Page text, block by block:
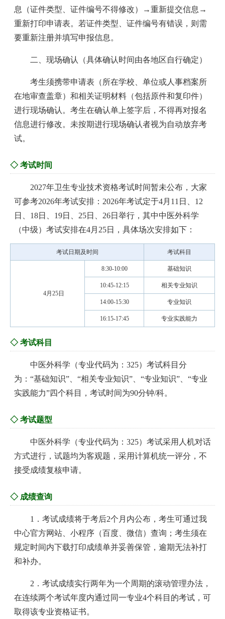
息（证件类型、证件编号不得修改）→重新提交信息→
重新打印申请表。若证件类型、证件编号有错误，则需
要重新注册并填写申报信息。
二、现场确认（具体确认时间由各地区自行确定）
考生须携带申请表（所在学校、单位或人事档案所
在地审查盖章）和相关证明材料（包括原件和复印件）
进行现场确认。考生在确认单上签字后，不得再对报名
信息进行修改。未按期进行现场确认者视为自动放弃考
试。
◇ 考试时间
2027年卫生专业技术资格考试时间暂未公布，大家
可参考2026年考试安排：2026年考试定于4月11日、12
日、18日、19日、25日、26日举行，其中中医外科学
（中级）考试安排在4月25日，具体场次安排如下：
考试日期及时间 考试科目
4月25日
8:30-10:00 基础知识
10:45-12:15 相关专业知识
14:00-15:30 专业知识
16:15-17:45 专业实践能力
◇ 考试科目
中医外科学（专业代码为：325）考试科目分
为：“基础知识”、“相关专业知识”、“专业知识”、“专业
实践能力”四个科目，考试时间为90分钟/科。
◇ 考试题型
中医外科学（专业代码为：325）考试采用人机对话
方式进行，试题均为客观题，采用计算机统一评分，不
接受成绩复核申请。
◇ 成绩查询
1．考试成绩将于考后2个月内公布，考生可通过我
中心官方网站、小程序（百度、微信）查询；考生须在
规定时间内下载打印成绩单并妥善保管，逾期无法补打
和补办。
2．考试成绩实行两年为一个周期的滚动管理办法，
在连续两个考试年度内通过同一专业4个科目的考试，可
取得该专业资格证书。